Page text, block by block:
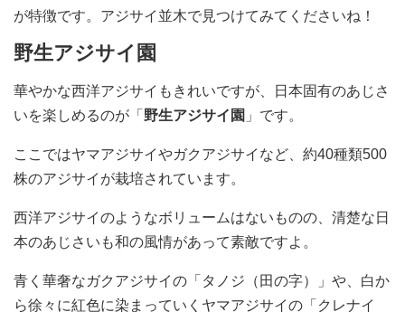
が特徴です。アジサイ並木で見つけてみてくださいね！
野生アジサイ園
華やかな西洋アジサイもきれいですが、日本固有のあじさ
いを楽しめるのが「 野生アジサイ園 」です。
ここではヤマアジサイやガクアジサイなど、約40種類500
株のアジサイが栽培されています。
西洋アジサイのようなボリュームはないものの、清楚な日
本のあじさいも和の風情があって素敵ですよ。
青く華奢なガクアジサイの「タノジ（田の字）」や、白か
ら徐々に紅色に染まっていくヤマアジサイの「クレナイ